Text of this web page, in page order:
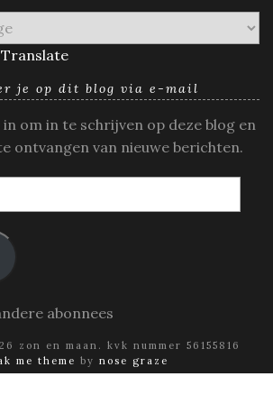
Translate
je op dit blog via e-mail
om in te schrijven op deze blog en
ontvangen van nieuwe berichten.
abonnees
zon en maan. kvk nummer 56155816
me theme by nose graze